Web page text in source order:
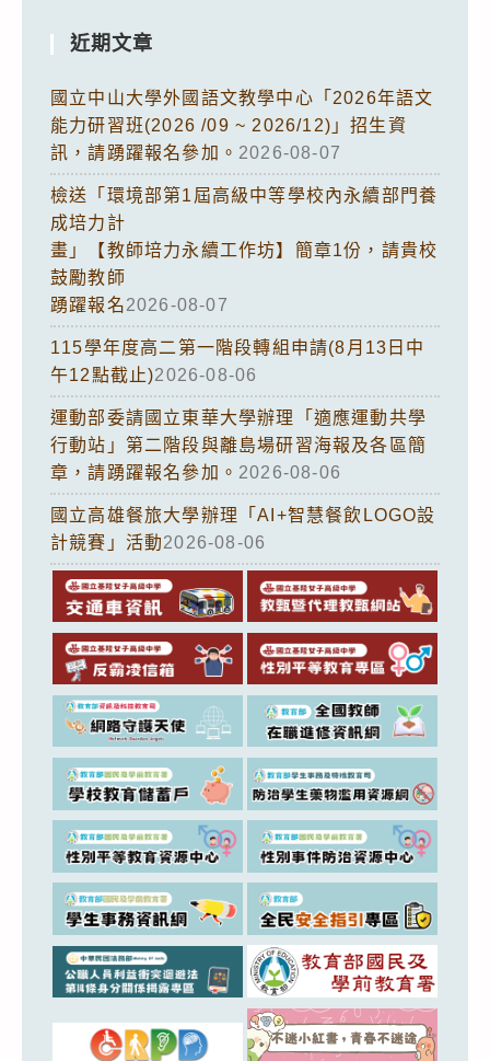
近期文章
國立中山大學外國語文教學中心「2026年語文
能力研習班(2026 /09 ~ 2026/12)」招生資
訊，請踴躍報名參加。 2026-08-07
檢送「環境部第1屆高級中等學校內永續部門養
成培力計
畫」【教師培力永續工作坊】簡章1份，請貴校
鼓勵教師
踴躍報名2026-08-07
115學年度高二第一階段轉組申請(8月13日中
午12點截止)2026-08-06
運動部委請國立東華大學辦理「適應運動共學
行動站」第二階段與離島場研習海報及各區簡
章，請踴躍報名參加。 2026-08-06
國立高雄餐旅大學辦理「AI+智慧餐飲LOGO設
計競賽」活動2026-08-06